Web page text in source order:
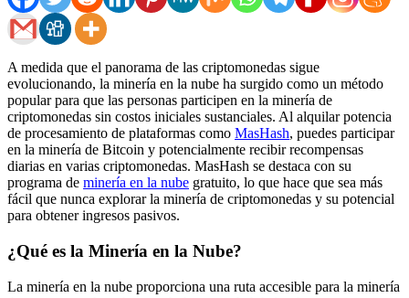
A medida que el panorama de las criptomonedas sigue
evolucionando, la minería en la nube ha surgido como un método
popular para que las personas participen en la minería de
criptomonedas sin costos iniciales sustanciales. Al alquilar potencia
de procesamiento de plataformas como MasHash, puedes participar
en la minería de Bitcoin y potencialmente recibir recompensas
diarias en varias criptomonedas. MasHash se destaca con su
programa de minería en la nube gratuito, lo que hace que sea más
fácil que nunca explorar la minería de criptomonedas y su potencial
para obtener ingresos pasivos.
¿Qué es la Minería en la Nube?
La minería en la nube proporciona una ruta accesible para la minería